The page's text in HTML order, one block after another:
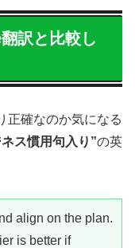
訳と比較し
正確なのか気になる
ス慣用句入り”の英
align on the plan.
is better if